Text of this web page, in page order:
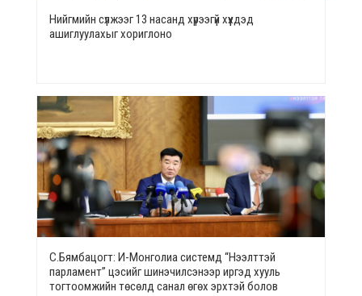
Нийгмийн сүлжээг 13 насанд хүрээгүй хүүхдэд
ашиглуулахыг хориглоно
С.Бямбацогт: И-Монголиа системд “Нээлттэй
парламент” цэсийг шинэчилсэнээр иргэд хууль
тогтоомжийн төсөлд санал өгөх эрхтэй болов